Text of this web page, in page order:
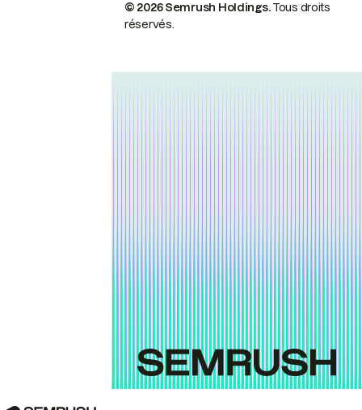
© 2026 Semrush Holdings.Tous droits
réservés.